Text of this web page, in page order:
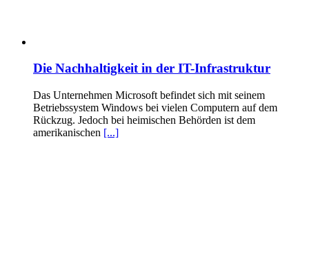
Die Nachhaltigkeit in der IT-Infrastruktur
Das Unternehmen Microsoft befindet sich mit seinem
Betriebssystem Windows bei vielen Computern auf dem
Rückzug. Jedoch bei heimischen Behörden ist dem
amerikanischen [...]